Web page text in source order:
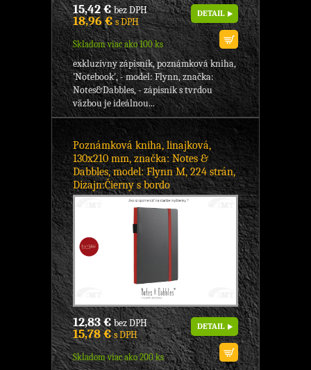
15,42 €bez DPH
18,96 €s DPH
Skladom viac ako 100 ks
DETAIL
exkluzívny zápisník, poznámková kniha,
'Notebook', - model: Flynn, značka:
Notes&Dabbles, - zápisník s tvrdou
väzbou je ideálnou...
Poznámková kniha, linajková,
130x210 mm, značka: Notes &
Dabbles, model: Flynn M, 224 strán,
Dizajn:Čierny s bordo
12,83 €bez DPH
15,78 €s DPH
Skladom viac ako 200 ks
DETAIL